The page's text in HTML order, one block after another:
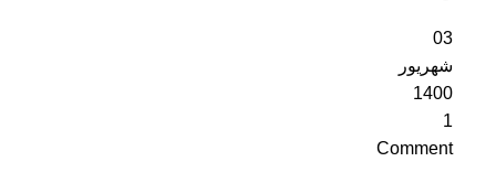
03
شهریور
1400
1
Comment